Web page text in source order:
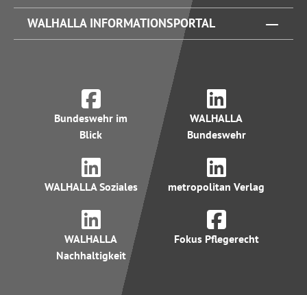
WALHALLA INFORMATIONSPORTAL
Bundeswehr im
Blick
WALHALLA
Bundeswehr
WALHALLA Soziales metropolitan Verlag
WALHALLA
Nachhaltigkeit
Fokus Pflegerecht